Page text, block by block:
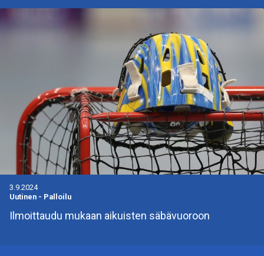
3.9.2024
Uutinen - Palloilu
Ilmoittaudu mukaan aikuisten säbävuoroon